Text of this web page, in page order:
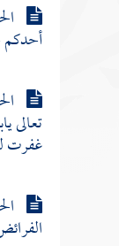
أحدكم
تعالى
غفرت